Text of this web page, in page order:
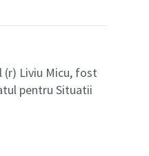
(r) Liviu Micu, fost
pentru Situatii